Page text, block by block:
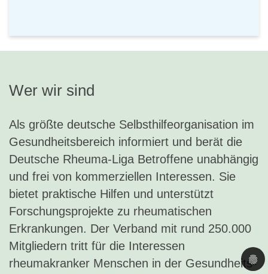
Wer wir sind
Als größte deutsche Selbsthilfeorganisation im
Gesundheitsbereich informiert und berät die
Deutsche Rheuma-Liga Betroffene unabhängig
und frei von kommerziellen Interessen. Sie
bietet praktische Hilfen und unterstützt
Forschungsprojekte zu rheumatischen
Erkrankungen. Der Verband mit rund 250.000
Mitgliedern tritt für die Interessen
rheumakranker Menschen in der Gesundheits-